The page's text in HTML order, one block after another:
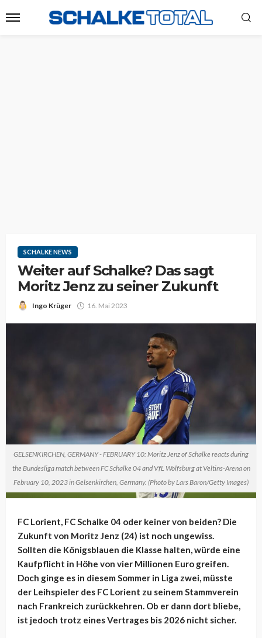
SCHALKE NEWS
Weiter auf Schalke? Das sagt
Moritz Jenz zu seiner Zukunft
Ingo Krüger 16. Mai 2023
GELSENKIRCHEN, GERMANY - FEBRUARY 10: Moritz Jenz of Schalke reacts during
the Bundesliga match between FC Schalke 04 and VfL Wolfsburg at Veltins-Arena on
February 10, 2023 in Gelsenkirchen, Germany. (Photo by Lars Baron/Getty Images)
FC Lorient, FC Schalke 04 oder keiner von beiden? Die
Zukunft von Moritz Jenz (24) ist noch ungewiss.
Sollten die Königsblauen die Klasse halten, würde eine
Kaufpflicht in Höhe von vier Millionen Euro greifen.
Doch ginge es in diesem Sommer in Liga zwei, müsste
der Leihspieler des FC Lorient zu seinem Stammverein
nach Frankreich zurückkehren. Ob er dann dort bliebe,
ist jedoch trotz eines Vertrages bis 2026 nicht sicher.